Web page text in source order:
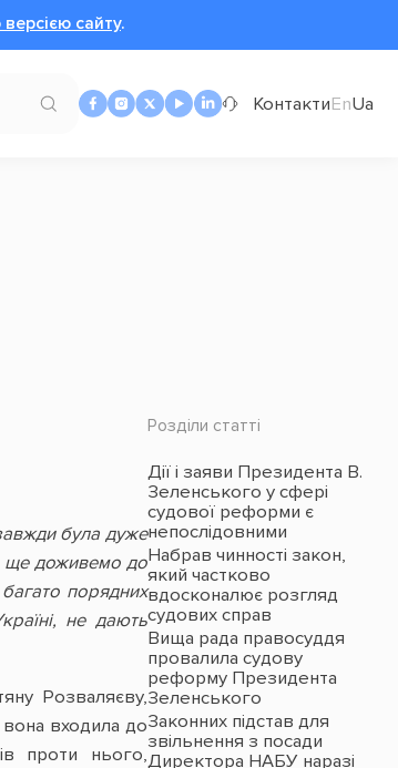
сайту.
КонтактиEnUa
Розділи статті
Дії і заяви Президента В.
Зеленського у сфері
судової реформи є
непослідовними
Набрав чинності закон,
який частково
вдосконалює розгляд
судових справ
Вища рада правосуддя
провалила судову
реформу Президента
Зеленського
Законних підстав для
звільнення з посади
Директора НАБУ наразі
була дуже
ще доживемо до
порядних
не дають
Розваляєву,
вона входила до
проти нього,